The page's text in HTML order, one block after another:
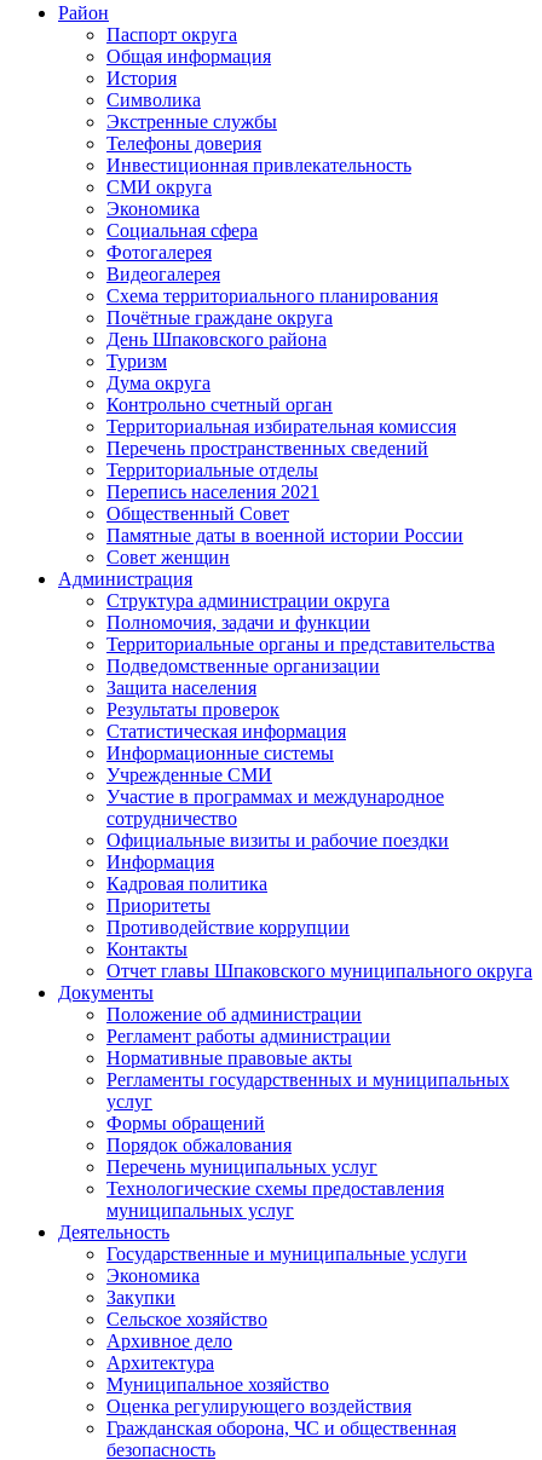
Район
Паспорт округа
Общая информация
История
Символика
Экстренные службы
Телефоны доверия
Инвестиционная привлекательность
СМИ округа
Экономика
Социальная сфера
Фотогалерея
Видеогалерея
Схема территориального планирования
Почётные граждане округа
День Шпаковского района
Туризм
Дума округа
Контрольно счетный орган
Территориальная избирательная комиссия
Перечень пространственных сведений
Территориальные отделы
Перепись населения 2021
Общественный Совет
Памятные даты в военной истории России
Совет женщин
Администрация
Структура администрации округа
Полномочия, задачи и функции
Территориальные органы и представительства
Подведомственные организации
Защита населения
Результаты проверок
Статистическая информация
Информационные системы
Учрежденные СМИ
Участие в программах и международное
сотрудничество
Официальные визиты и рабочие поездки
Информация
Кадровая политика
Приоритеты
Противодействие коррупции
Контакты
Отчет главы Шпаковского муниципального округа
Документы
Положение об администрации
Регламент работы администрации
Нормативные правовые акты
Регламенты государственных и муниципальных
услуг
Формы обращений
Порядок обжалования
Перечень муниципальных услуг
Технологические схемы предоставления
муниципальных услуг
Деятельность
Государственные и муниципальные услуги
Экономика
Закупки
Сельское хозяйство
Архивное дело
Архитектура
Муниципальное хозяйство
Оценка регулирующего воздействия
Гражданская оборона, ЧС и общественная
безопасность